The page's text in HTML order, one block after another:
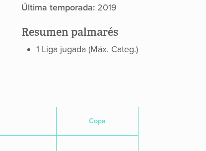
Última temporada: 2019
Resumen palmarés
1 Liga jugada (Máx. Categ.)
Copa